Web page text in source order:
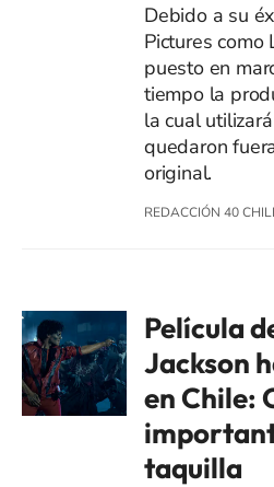
Debido a su
Pictures como
puesto en
tiempo la
la cual
quedaron
original.
REDACCIÓN 40
Película
Jackson
en Chile:
taquilla